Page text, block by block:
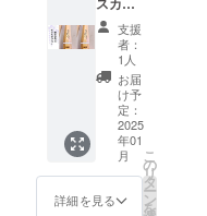
の人と
持ち物
で差を
つけた
い方、
少年指
導関係
の方、
ユーモ
アを大
れてい
38サイ
ズで
す。39
サイズ
をご希
望の方
は「胴
張｜エ
クスカ
リバー
39」の
リター
料等を
含む金
額で
す。 ・
あやめ
Ｔの名
前「綾
芽」を
分けた
「綾」
と
「芽」
バー】
39 ・あ
なたの
剣道に
笑顔
を。剣
道は
もっと
楽しめ
る。 ・
菖蒲稽
支援
者：
1人
お届
け予
定：
2025
年01
月
詳細を見る
こ
の
リ
タ
ー
ン
を